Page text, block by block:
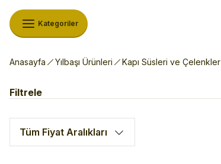
Kategoriler
Anasayfa Yılbaşı Ürünleri Kapı Süsleri ve Çelenkler
Filtrele
Tüm Fiyat Aralıkları